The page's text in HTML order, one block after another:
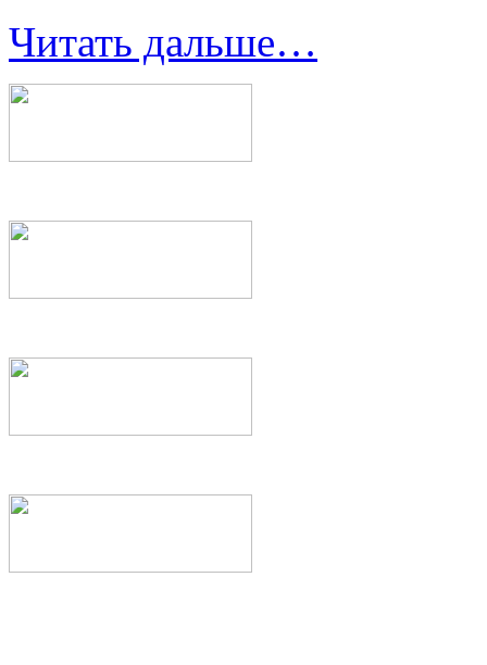
Читать дальше…